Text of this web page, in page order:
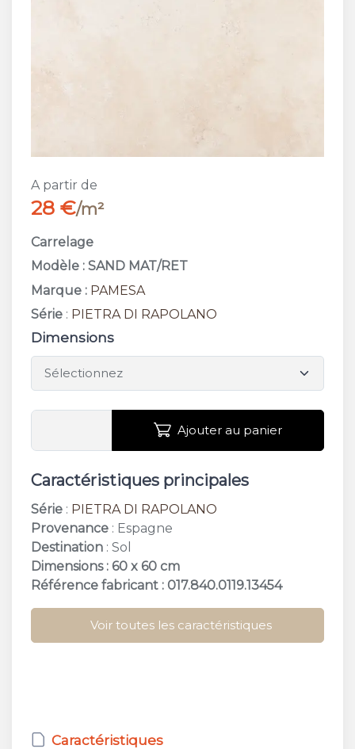
A partir de
28 €/m²
Carrelage
Modèle : SAND MAT/RET
Marque : PAMESA
Série : PIETRA DI RAPOLANO
Dimensions
Ajouter au panier
Caractéristiques principales
Série : PIETRA DI RAPOLANO
Provenance : Espagne
Destination : Sol
Dimensions : 60 x 60 cm
Référence fabricant : 017.840.0119.13454
Voir toutes les caractéristiques
Caractéristiques